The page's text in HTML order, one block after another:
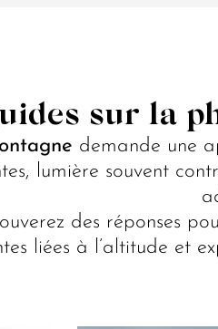
sur la
demande une
lumière souvent
des réponses
liées à l’altitude et